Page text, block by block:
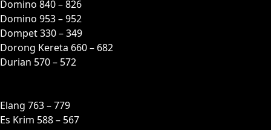
Domino 840 – 826
Domino 953 – 952
Dompet 330 – 349
Dorong Kereta 660 – 682
Durian 570 – 572
Elang 763 – 779
Es Krim 588 – 567